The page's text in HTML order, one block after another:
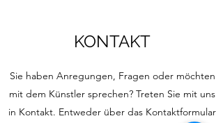
KONTAKT
Sie haben Anregungen, Fragen oder möchten
mit dem Künstler sprechen? Treten Sie mit uns
in Kontakt. Entweder über das Kontaktformular